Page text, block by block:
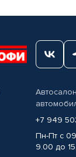
+7 949
Пн-Пт с
9.00 до